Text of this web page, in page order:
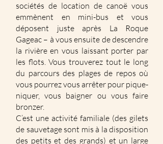
sociétés de location de canoë vous
emmènent en mini-bus et vous
déposent juste après La Roque
Gageac – à vous ensuite de descendre
la rivière en vous laissant porter par
les flots. Vous trouverez tout le long
du parcours des plages de repos où
vous pourrez vous arrêter pour pique-
niquer, vous baigner ou vous faire
bronzer.
C’est une activité familiale (des gilets
de sauvetage sont mis à la disposition
des petits et des grands) et un large